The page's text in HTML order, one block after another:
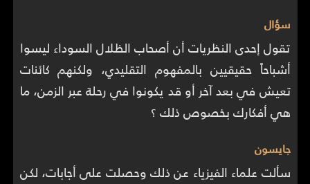
سؤال
تقول إحدى النظريات أن أصحاب الظلال السوداء ليسوا
أشباحاً حقيقيين بالمفهوم التقليدي، ولكنهم كائنات
تعيش في بعد آخر أو قد يكونوا في رحلة عبر الزمن، ما
هي أفكارك بخصوص ذلك ؟
جايسون
سألت علماء الفيزياء عن ذلك وحصلت على أجابات، لكن